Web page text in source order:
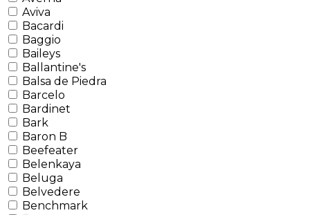
Aviva
Bacardi
Baggio
Baileys
Ballantine's
Balsa de Piedra
Barcelo
Bardinet
Bark
Baron B
Beefeater
Belenkaya
Beluga
Belvedere
Benchmark